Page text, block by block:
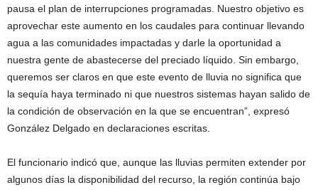
pausa el plan de interrupciones programadas. Nuestro objetivo es
aprovechar este aumento en los caudales para continuar llevando
agua a las comunidades impactadas y darle la oportunidad a
nuestra gente de abastecerse del preciado líquido. Sin embargo,
queremos ser claros en que este evento de lluvia no significa que
la sequía haya terminado ni que nuestros sistemas hayan salido de
la condición de observación en la que se encuentran”, expresó
González Delgado en declaraciones escritas.
El funcionario indicó que, aunque las lluvias permiten extender por
algunos días la disponibilidad del recurso, la región continúa bajo